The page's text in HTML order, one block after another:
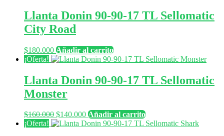
Llanta Donin 90-90-17 TL Sellomatic
City Road
$180.000 Añadir al carrito
¡Oferta!
Llanta Donin 90-90-17 TL Sellomatic
Monster
$160.000 El
precio
$140.000El
precio
Añadir al carrito
¡Oferta!